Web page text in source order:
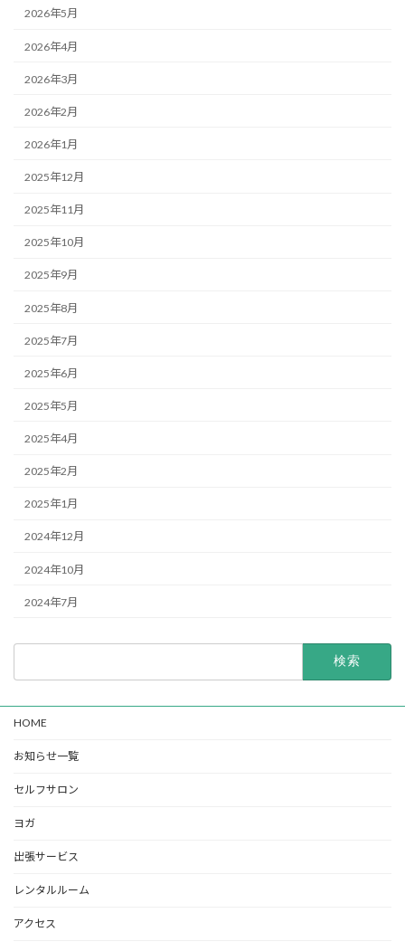
2026年5月
2026年4月
2026年3月
2026年2月
2026年1月
2025年12月
2025年11月
2025年10月
2025年9月
2025年8月
2025年7月
2025年6月
2025年5月
2025年4月
2025年2月
2025年1月
2024年12月
2024年10月
2024年7月
HOME
お知らせ一覧
セルフサロン
ヨガ
出張サービス
レンタルルーム
アクセス